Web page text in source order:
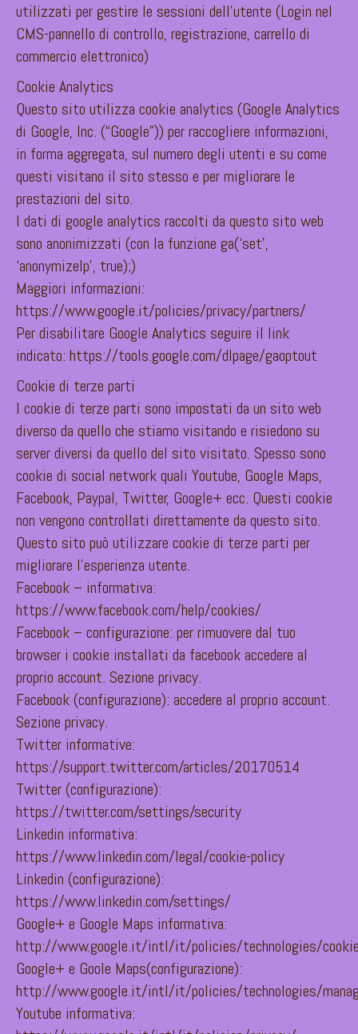
utilizzati per gestire le sessioni dell’utente (Login nel
CMS-pannello di controllo, registrazione, carrello di
commercio elettronico)
Cookie Analytics
Questo sito utilizza cookie analytics (Google Analytics
di Google, Inc. (“Google”)) per raccogliere informazioni,
in forma aggregata, sul numero degli utenti e su come
questi visitano il sito stesso e per migliorare le
prestazioni del sito.
I dati di google analytics raccolti da questo sito web
sono anonimizzati (con la funzione ga(‘set’,
‘anonymizeIp’, true);)
Maggiori informazioni:
https://www.google.it/policies/privacy/partners/
Per disabilitare Google Analytics seguire il link
indicato: https://tools.google.com/dlpage/gaoptout
Cookie di terze parti
I cookie di terze parti sono impostati da un sito web
diverso da quello che stiamo visitando e risiedono su
server diversi da quello del sito visitato. Spesso sono
cookie di social network quali Youtube, Google Maps,
Facebook, Paypal, Twitter, Google+ ecc. Questi cookie
non vengono controllati direttamente da questo sito.
Questo sito può utilizzare cookie di terze parti per
migliorare l’esperienza utente.
Facebook – informativa:
https://www.facebook.com/help/cookies/
Facebook – configurazione: per rimuovere dal tuo
browser i cookie installati da facebook accedere al
proprio account. Sezione privacy.
Facebook (configurazione): accedere al proprio account.
Sezione privacy.
Twitter informative:
https://support.twitter.com/articles/20170514
Twitter (configurazione):
https://twitter.com/settings/security
Linkedin informativa:
https://www.linkedin.com/legal/cookie-policy
Linkedin (configurazione):
https://www.linkedin.com/settings/
Google+ e Google Maps informativa:
http://www.google.it/intl/it/policies/technologies/
Google+ e Goole Maps(configurazione):
http://www.google.it/intl/it/policies/technologies/
Youtube informativa: